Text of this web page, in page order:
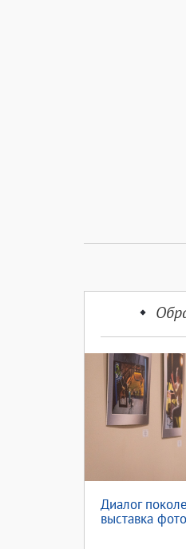
Диалог
выставка